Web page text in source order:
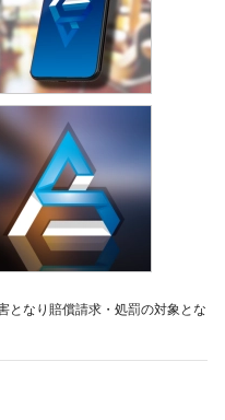
となり賠償請求・処罰の対象とな